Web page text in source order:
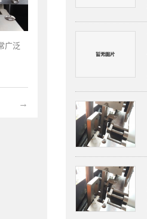
广泛
→